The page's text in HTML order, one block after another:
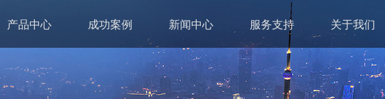
产品中心 成功案例 新闻中心 服务支持 关于我们